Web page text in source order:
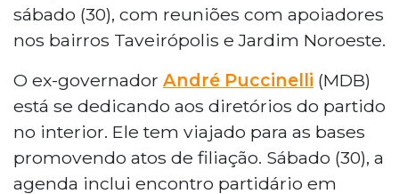
sábado (30), com reuniões com apoiadores
nos bairros Taveirópolis e Jardim Noroeste.
O ex-governador André Puccinelli (MDB)
está se dedicando aos diretórios do partido
no interior. Ele tem viajado para as bases
promovendo atos de filiação. Sábado (30), a
agenda inclui encontro partidário em